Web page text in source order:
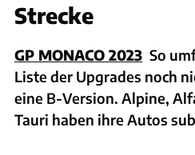
Strecke
GP MONACO 2023 So
Liste der Upgrades noch
eine B-Version. Alpine,
Tauri haben ihre Autos